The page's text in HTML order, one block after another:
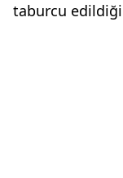
taburcu